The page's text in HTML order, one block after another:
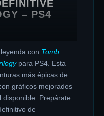
– PS4
con Tomb
para PS4. Esta
más épicas de
gráficos mejorados
Prepárate
de